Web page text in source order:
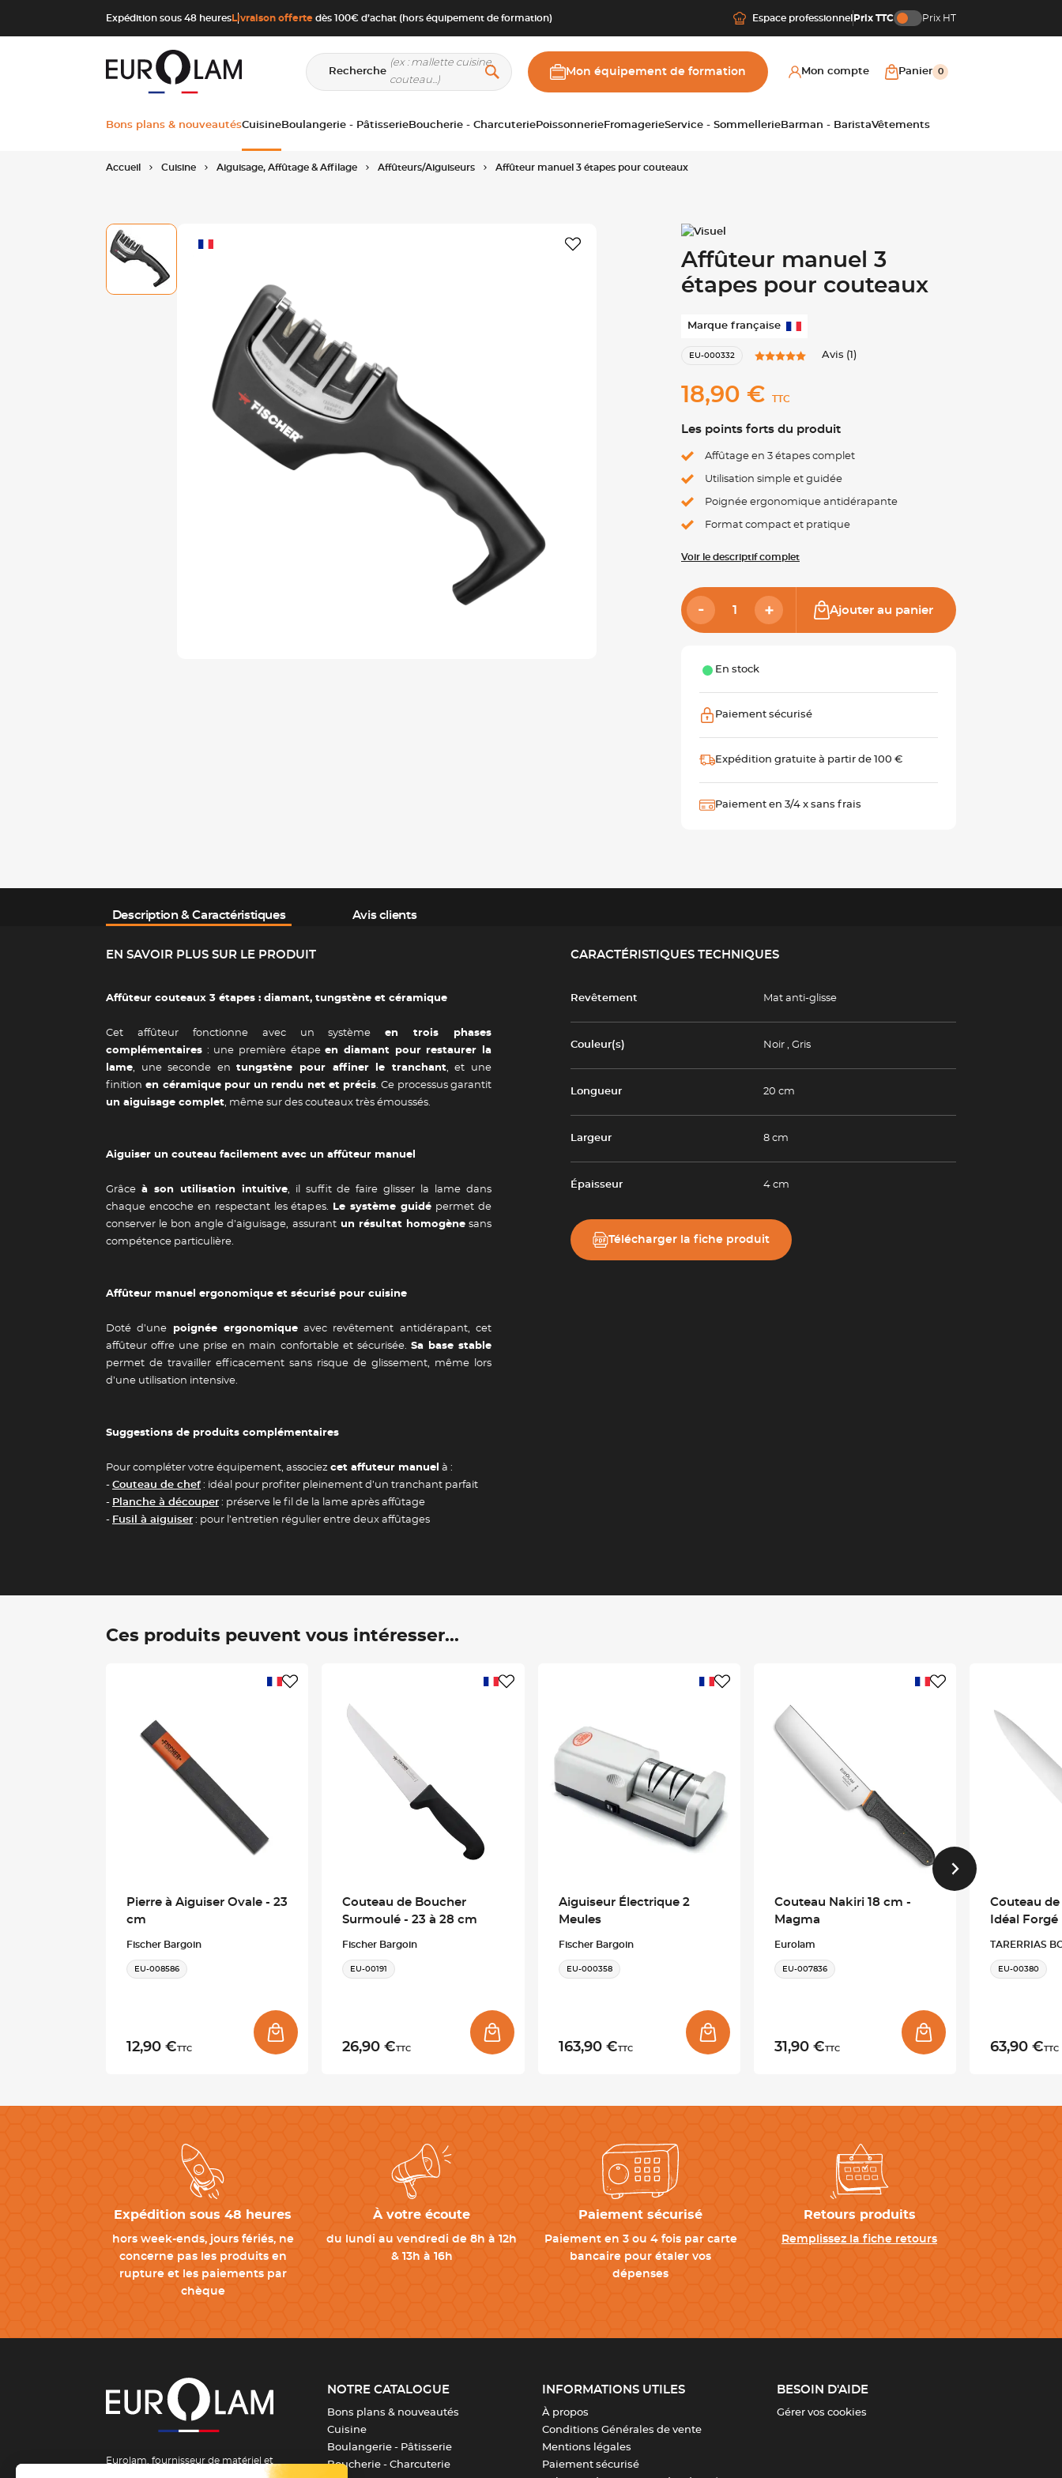
Expédition sous 48 heures Livraison offerte dès 100€ d’achat (hors équipement de formation) Espace professionnel Prix TTC Prix HT
Recherche Mon équipement de formation Mon compte Panier 0
Bons plans & nouveautésCuisine Boulangerie - Pâtisserie Boucherie - Charcuterie Poissonnerie FromagerieService - Sommellerie Barman - BaristaVêtements
Accueil Cuisine Aiguisage, Affûtage & Affilage Affûteurs/Aiguiseurs Affûteur manuel 3 étapes pour couteaux
Affûteur manuel 3
étapes pour couteaux
Marque française
EU-000332 Avis (1)
18,90 € TTC
Les points forts du produit
Affûtage en 3 étapes complet
Utilisation simple et guidée
Poignée ergonomique antidérapante
Format compact et pratique
Voir le descriptif complet
Ajouter au panier
En stock
Paiement sécurisé
Expédition gratuite à partir de 100 €
Paiement en 3/4 x sans frais
Description & Caractéristiques Avis clients
EN SAVOIR PLUS SUR LE PRODUIT
Affûteur couteaux 3 étapes : diamant, tungstène et céramique
Cet affûteur fonctionne avec un systèmeen trois phases
complémentaires : une première étapeen diamant pour restaurer la
lame, une seconde entungstène pour affiner le tranchant, et une
finition en céramique pour un rendu net et précis. Ce processus garantit
un aiguisage complet, même sur des couteaux très émoussés.
Aiguiser un couteau facilement avec un affûteur manuel
Grâce à son utilisation intuitive, il suffit de faire glisser la lame dans
chaque encoche en respectant les étapes. Le système guidé permet de
conserver le bon angle d’aiguisage, assurantun résultat homogènesans
compétence particulière.
Affûteur manuel ergonomique et sécurisé pour cuisine
Doté d’une poignée ergonomiqueavec revêtement antidérapant, cet
affûteur offre une prise en main confortable et sécurisée. Sa base stable
permet de travailler efficacement sans risque de glissement, même lors
d’une utilisation intensive.
Suggestions de produits complémentaires
Pour compléter votre équipement, associez cet affuteur manuel à :
- Couteau de chef : idéal pour profiter pleinement d’un tranchant parfait
- Planche à découper : préserve le fil de la lame après affûtage
- Fusil à aiguiser : pour l’entretien régulier entre deux affûtages
CARACTÉRISTIQUES TECHNIQUES
Revêtement Mat anti-glisse
Couleur(s) Noir , Gris
Longueur 20 cm
Largeur 8 cm
Épaisseur 4 cm
Télécharger la fiche produit
Ces produits peuvent vous intéresser...
Pierre à Aiguiser Ovale - 23
cm
Fischer Bargoin
EU-008586
12,90 €TTC
Couteau de Boucher
Surmoulé - 23 à 28 cm
Fischer Bargoin
EU-00191
26,90 €TTC
Aiguiseur Électrique 2
Meules
Fischer Bargoin
EU-000358
163,90 €TTC
Couteau Nakiri 18 cm -
Magma
Eurolam
EU-007836
31,90 €TTC
Couteau
Idéal Forgé
TARERRIAS
EU-00380
63,90 €TTC
Expédition sous 48 heures
hors week-ends, jours fériés, ne
concerne pas les produits en
rupture et les paiements par
chèque
À votre écoute
du lundi au vendredi de 8h à 12h
& 13h à 16h
Paiement sécurisé
Paiement en 3 ou 4 fois par carte
bancaire pour étaler vos
dépenses
Retours produits
Remplissez la fiche retours
Eurolam, fournisseur de matériel et
NOTRE CATALOGUE
Bons plans & nouveautés
Cuisine
Boulangerie - Pâtisserie
Boucherie - Charcuterie
INFORMATIONS UTILES
À propos
Conditions Générales de vente
Mentions légales
Paiement sécurisé
BESOIN D'AIDE
Gérer vos cookies
Newsletter
Valider